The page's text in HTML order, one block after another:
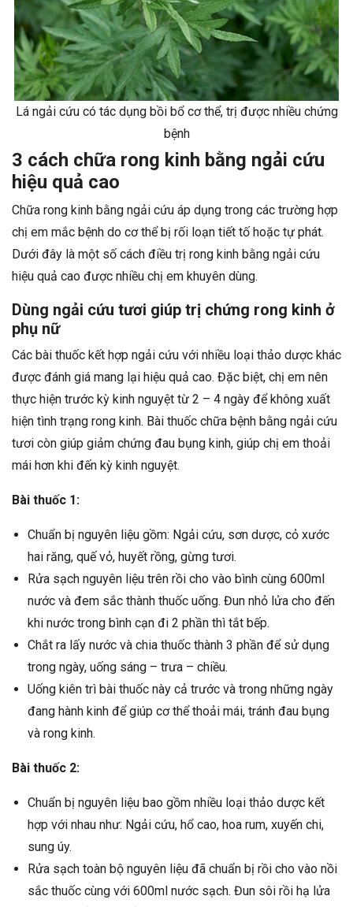
Lá ngải cứu có tác dụng bồi bổ cơ thể, trị được nhiều chứng
bệnh
3 cách chữa rong kinh bằng ngải cứu
hiệu quả cao
Chữa rong kinh bằng ngải cứu áp dụng trong các trường hợp
chị em mắc bệnh do cơ thể bị rối loạn tiết tố hoặc tự phát.
Dưới đây là một số cách điều trị rong kinh bằng ngải cứu
hiệu quả cao được nhiều chị em khuyên dùng.
Dùng ngải cứu tươi giúp trị chứng rong kinh ở
phụ nữ
Các bài thuốc kết hợp ngải cứu với nhiều loại thảo dược khác
được đánh giá mang lại hiệu quả cao. Đặc biệt, chị em nên
thực hiện trước kỳ kinh nguyệt từ 2 – 4 ngày để không xuất
hiện tình trạng rong kinh. Bài thuốc chữa bệnh bằng ngải cứu
tươi còn giúp giảm chứng đau bụng kinh, giúp chị em thoải
mái hơn khi đến kỳ kinh nguyệt.
Bài thuốc 1:
Chuẩn bị nguyên liệu gồm: Ngải cứu, sơn dược, cỏ xước
hai răng, quế vỏ, huyết rồng, gừng tươi.
Rửa sạch nguyên liệu trên rồi cho vào bình cùng 600ml
nước và đem sắc thành thuốc uống. Đun nhỏ lửa cho đến
khi nước trong bình cạn đi 2 phần thì tắt bếp.
Chắt ra lấy nước và chia thuốc thành 3 phần để sử dụng
trong ngày, uống sáng – trưa – chiều.
Uống kiên trì bài thuốc này cả trước và trong những ngày
đang hành kinh để giúp cơ thể thoải mái, tránh đau bụng
và rong kinh.
Bài thuốc 2:
Chuẩn bị nguyên liệu bao gồm nhiều loại thảo dược kết
hợp với nhau như: Ngải cứu, hổ cao, hoa rum, xuyến chi,
sung úy.
Rửa sạch toàn bộ nguyên liệu đã chuẩn bị rồi cho vào nồi
sắc thuốc cùng với 600ml nước sạch. Đun sôi rồi hạ lửa